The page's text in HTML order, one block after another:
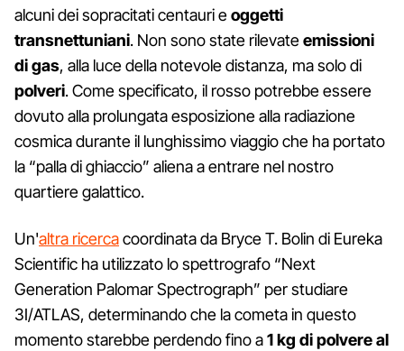
alcuni dei sopracitati centauri eoggetti
transnettuniani. Non sono state rilevateemissioni
di gas, alla luce della notevole distanza, ma solo di
polveri. Come specificato, il rosso potrebbe essere
dovuto alla prolungata esposizione alla radiazione
cosmica durante il lunghissimo viaggio che ha portato
la “palla di ghiaccio” aliena a entrare nel nostro
quartiere galattico.
Un'altra ricercacoordinata da Bryce T. Bolin di Eureka
Scientific ha utilizzato lo spettrografo “Next
Generation Palomar Spectrograph” per studiare
3I/ATLAS, determinando che la cometa in questo
momento starebbe perdendo fino a1 kg di polvere al